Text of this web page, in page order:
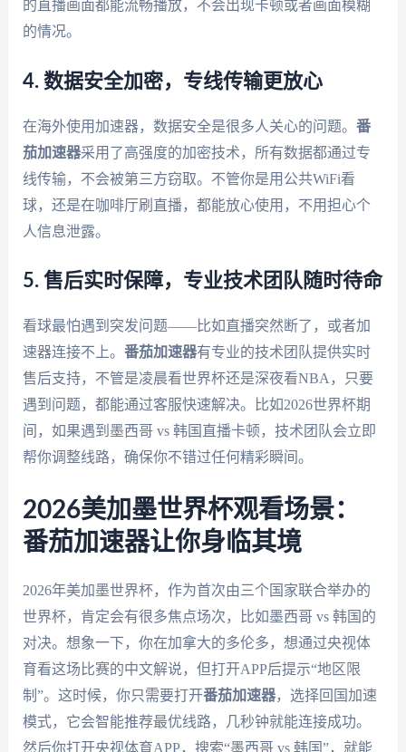
的直播画面都能流畅播放，不会出现卡顿或者画面模糊
的情况。
4. 数据安全加密，专线传输更放心
在海外使用加速器，数据安全是很多人关心的问题。 番
茄加速器采用了高强度的加密技术，所有数据都通过专
线传输，不会被第三方窃取。不管你是用公共WiFi看
球，还是在咖啡厅刷直播，都能放心使用，不用担心个
人信息泄露。
5. 售后实时保障，专业技术团队随时待命
看球最怕遇到突发问题——比如直播突然断了，或者加
速器连接不上。 番茄加速器有专业的技术团队提供实时
售后支持，不管是凌晨看世界杯还是深夜看NBA，只要
遇到问题，都能通过客服快速解决。比如2026世界杯期
间，如果遇到墨西哥 vs 韩国直播卡顿，技术团队会立即
帮你调整线路，确保你不错过任何精彩瞬间。
2026美加墨世界杯观看场景：
番茄加速器让你身临其境
2026年美加墨世界杯，作为首次由三个国家联合举办的
世界杯，肯定会有很多焦点场次，比如墨西哥 vs 韩国的
对决。想象一下，你在加拿大的多伦多，想通过央视体
育看这场比赛的中文解说，但打开APP后提示“地区限
制”。这时候，你只需要打开番茄加速器，选择回国加速
模式，它会智能推荐最优线路，几秒钟就能连接成功。
然后你打开央视体育APP，搜索“墨西哥 vs 韩国”，就能